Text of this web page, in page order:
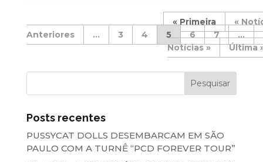
« Primeira
«
...
3 4 5 6 7 ...
»
Última
Posts recentes
PUSSYCAT DOLLS DESEMBARCAM EM SÃO
PAULO COM A TURNÊ “PCD FOREVER TOUR”